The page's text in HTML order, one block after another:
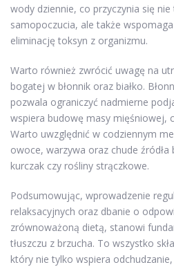
wody dziennie, co przyczynia się
samopoczucia, ale także
eliminację toksyn z organizmu.
Warto również zwrócić uwagę na
bogatej w błonnik oraz białko.
pozwala ograniczyć nadmierne
wspiera budowę masy mięśniowej,
Warto uwzględnić w codziennym
owoce, warzywa oraz chude źródła
kurczak czy rośliny strączkowe.
Podsumowując, wprowadzenie
relaksacyjnych oraz dbanie o
zrównoważoną dietą, stanowi
tłuszczu z brzucha. To wszystko
który nie tylko wspiera